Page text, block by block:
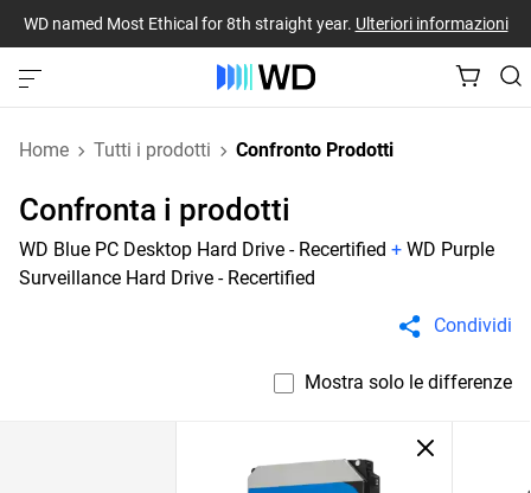
WD named Most Ethical for 8th straight year. Ulteriori informazioni
Home Tutti i prodotti Confronto Prodotti
Confronta i prodotti
WD Blue PC Desktop Hard Drive - Recertified + WD Purple
Surveillance Hard Drive - Recertified
Condividi
Mostra solo le differenze